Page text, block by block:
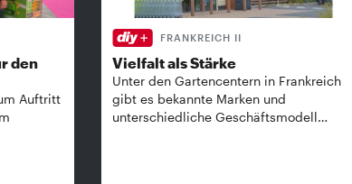
den
Auftritt
FRANKREICH II
Vielfalt als Stärke
Unter den Gartencentern in Frankreich
gibt es bekannte ­Marken und
unterschiedliche Geschäftsmodell…